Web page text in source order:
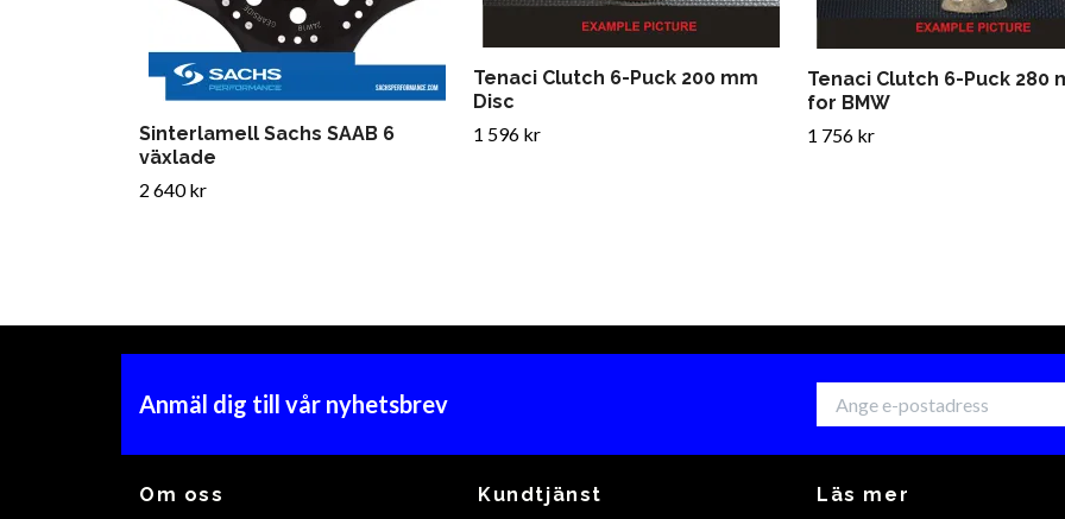
Sinterlamell Sachs SAAB 6
växlade
2 640 kr
Tenaci Clutch 6-Puck 200 mm
Disc
1 596 kr
Tenaci Clutch 6-Puck 280
for BMW
1 756 kr
Anmäl dig till vår nyhetsbrev
Om oss Kundtjänst Läs mer